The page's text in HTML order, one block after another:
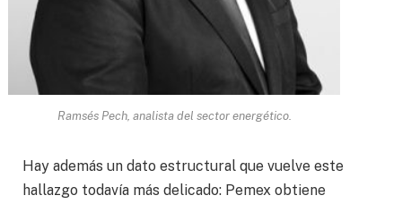
Ramsés Pech, analista del sector energético.
Hay además un dato estructural que vuelve este
hallazgo todavía más delicado: Pemex obtiene